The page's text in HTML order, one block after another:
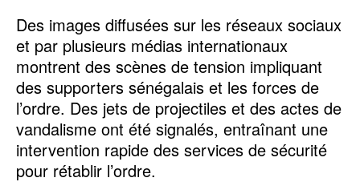
Des images diffusées sur les réseaux sociaux
et par plusieurs médias internationaux
montrent des scènes de tension impliquant
des supporters sénégalais et les forces de
l’ordre. Des jets de projectiles et des actes de
vandalisme ont été signalés, entraînant une
intervention rapide des services de sécurité
pour rétablir l’ordre.